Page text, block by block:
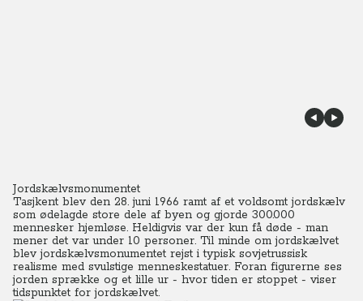
Jordskælvsmonumentet
Tasjkent blev den 28. juni 1966 ramt af et voldsomt jordskælv
som ødelagde store dele af byen og gjorde 300.000
mennesker hjemløse. Heldigvis var der kun få døde - man
mener det var under 10 personer. Til minde om jordskælvet
blev jordskælvsmonumentet rejst i typisk sovjetrussisk
realisme med svulstige menneskestatuer. Foran figurerne ses
jorden sprække og et lille ur - hvor tiden er stoppet - viser
tidspunktet for jordskælvet.